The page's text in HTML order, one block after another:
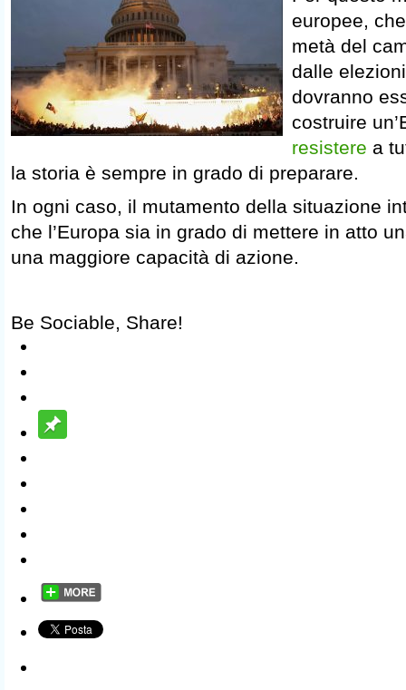
europee,
metà del
dalle
dovranno
costruire
resistere a
la storia è sempre in grado di preparare.
In ogni caso, il mutamento della situazione
che l’Europa sia in grado di mettere in atto
una maggiore capacità di azione.
Be Sociable, Share!